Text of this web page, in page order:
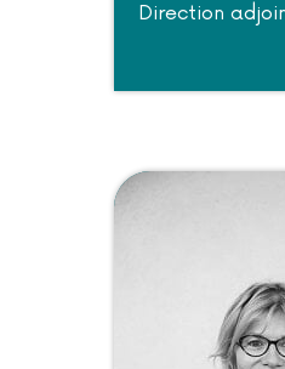
Direction
Plus